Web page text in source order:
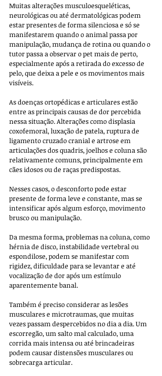
Muitas alterações musculoesqueléticas,
neurológicas ou até dermatológicas podem
estar presentes de forma silenciosa e só se
manifestarem quando o animal passa por
manipulação, mudança de rotina ou quando o
tutor passa a observar o pet mais de perto,
especialmente após a retirada do excesso de
pelo, que deixa a pele e os movimentos mais
visíveis.
As doenças ortopédicas e articulares estão
entre as principais causas de dor percebida
nessa situação. Alterações como displasia
coxofemoral, luxação de patela, ruptura de
ligamento cruzado cranial e artrose em
articulações dos quadris, joelhos e coluna são
relativamente comuns, principalmente em
cães idosos ou de raças predispostas.
Nesses casos, o desconforto pode estar
presente de forma leve e constante, mas se
intensificar após algum esforço, movimento
brusco ou manipulação.
Da mesma forma, problemas na coluna, como
hérnia de disco, instabilidade vertebral ou
espondilose, podem se manifestar com
rigidez, dificuldade para se levantar e até
vocalização de dor após um estímulo
aparentemente banal.
Também é preciso considerar as lesões
musculares e microtraumas, que muitas
vezes passam despercebidos no dia a dia. Um
escorregão, um salto mal calculado, uma
corrida mais intensa ou até brincadeiras
podem causar distensões musculares ou
sobrecarga articular.